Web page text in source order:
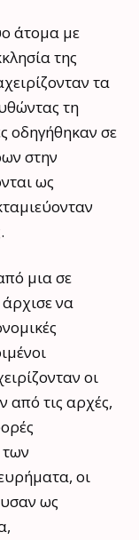
άτομα με
της
τα
τη
οδηγήθηκαν σε
στην
ως
μια σε
να
οι
από τις αρχές,
των
οι
ως